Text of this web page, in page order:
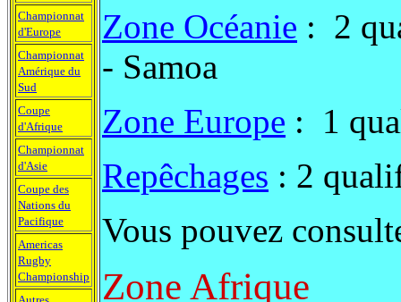
Championnat
d'Europe
Championnat
Amérique du
Sud
Coupe
d'Afrique
Championnat
d'Asie
Coupe des
Nations du
Pacifique
Americas
Rugby
Championship
Zone Océanie : 2
- Samoa
Zone Europe : 1
Repêchages : 2
Vous pouvez
Zone Afrique